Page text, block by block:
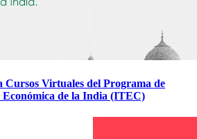
Cursos Virtuales del Programa de
Económica de la India (ITEC)